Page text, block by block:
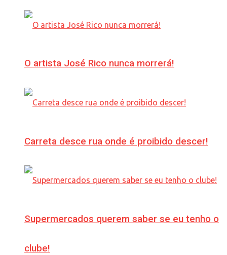
O artista José Rico nunca morrerá!
Carreta desce rua onde é proibido descer!
Supermercados querem saber se eu tenho o
clube!